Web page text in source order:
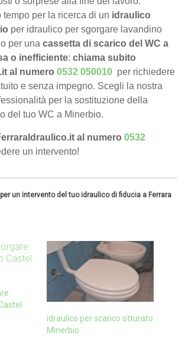
tempo per la ricerca di un idraulico
per idraulico per sgorgare lavandino
o per unacassetta di scarico del WC a
o inefficiente:chiama subito
al numero0532 050010 per richiedere
e senza impegno. Scegli la nostra
per la sostituzione della
del tuo WC a Minerbio.
al numero0532
un intervento!
un intervento del tuo idraulico di fiducia a Ferrara
idraulico per scarico otturato
Minerbio